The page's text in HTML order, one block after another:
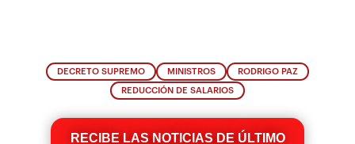
DECRETO SUPREMO MINISTROS RODRIGO PAZ
REDUCCIÓN DE SALARIOS
RECIBE LAS NOTICIAS DE ÚLTIMO